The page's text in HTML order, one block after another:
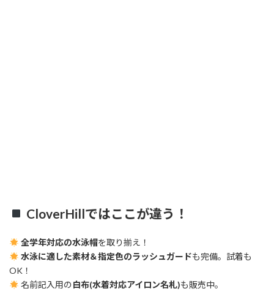
CloverHillではここが違う！
全学年対応の水泳帽を取り揃え！
水泳に適した素材＆指定色のラッシュガードも完備。試着も
OK！
名前記入用の白布(水着対応アイロン名札)も販売中。